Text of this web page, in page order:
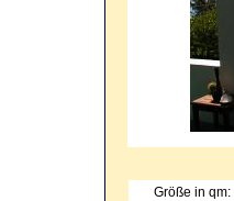
Größe in qm: